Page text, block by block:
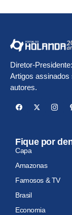
Diretor-
Artigos assinados
autores.
Fique por
Capa
Amazonas
Famosos & TV
Brasil
Economia